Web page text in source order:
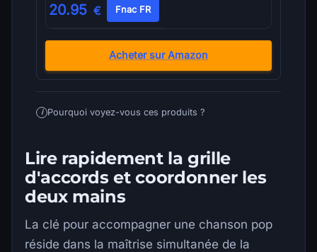
20.95 € Fnac FR
Acheter sur Amazon
i Pourquoi voyez-vous ces produits ?
Lire rapidement la grille
d'accords et coordonner les
deux mains
La clé pour accompagner une chanson pop
réside dans la maîtrise simultanée de la